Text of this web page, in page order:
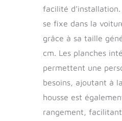
facilité
se fixe dans la
grâce à sa taille
cm. Les planches
permettent une
besoins, ajoutant à
housse est
rangement,